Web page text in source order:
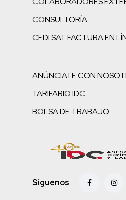
CONSULTORÍA
CFDI SAT FACTURA EN
ANÚNCIATE CON
TARIFARIO IDC
BOLSA DE TRABAJO
Siguenos